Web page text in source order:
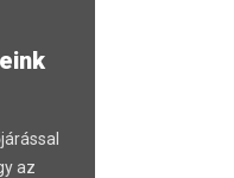
az